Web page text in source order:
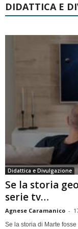
DIDATTICA E
Didattica e Divulgazione
Se la storia
serie tv…
Agnese Caramanico -
Se la storia di Marte